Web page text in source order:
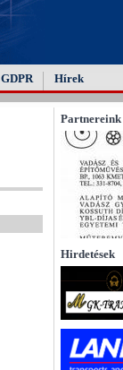
GDPR Hírek
Partnereink
Hirdetések